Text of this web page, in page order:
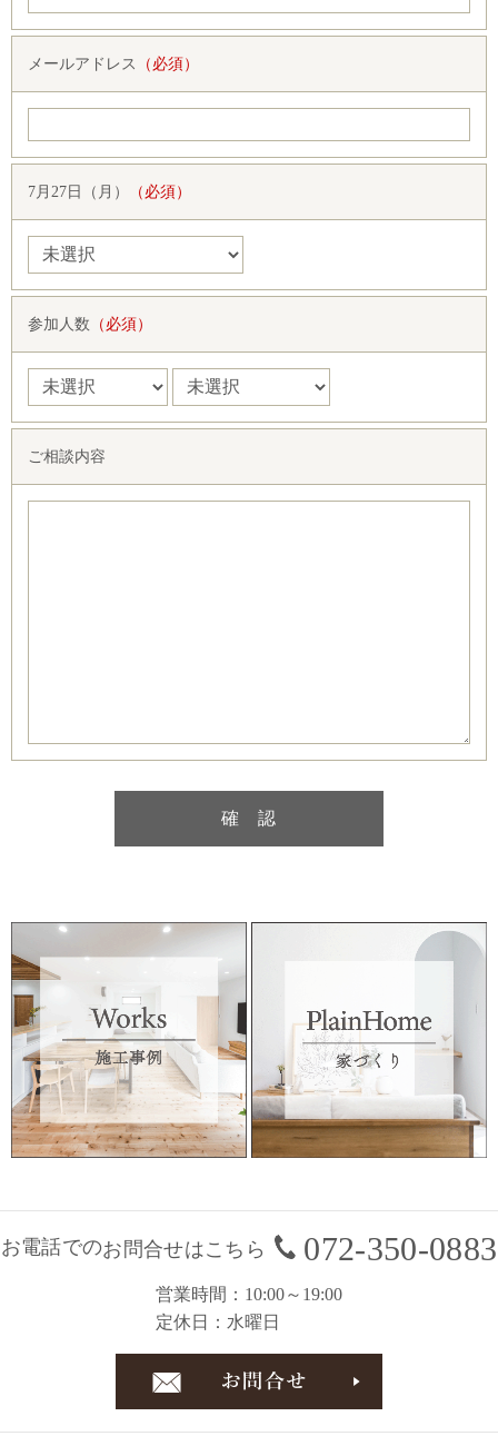
メールアドレス （必須）
7月27日（月） （必須）
参加人数 （必須）
ご相談内容
お電話でのお問合せはこちら 072-350-0883
営業時間
10:00～19:00
定休日
水曜日